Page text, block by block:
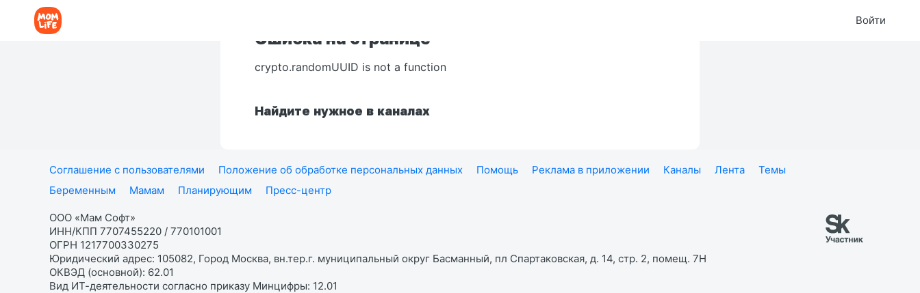
Войти
Ошибка на странице
crypto.randomUUID is not a function
Найдите нужное в каналах
Соглашение с пользователями Положение об обработке персональных данных Помощь Реклама в приложении Каналы Лента
Темы
Беременным
Мамам Планирующим Пресс-центр
ООО «Мам Софт»
ИНН/КПП 7707455220 / 770101001
ОГРН 1217700330275
Юридический адрес: 105082, Город Москва, вн.тер.г. муниципальный округ Басманный, пл Спартаковская, д. 14, стр. 2, помещ. 7Н
ОКВЭД (основной): 62.01
Вид ИТ-деятельности согласно приказу Минцифры: 12.01